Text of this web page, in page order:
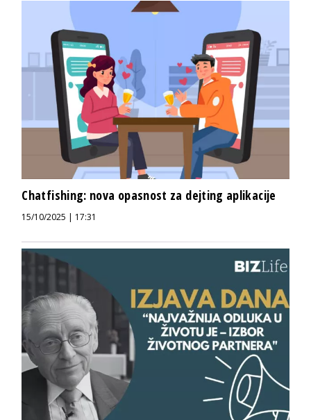
Chatfishing: nova opasnost za dejting aplikacije
15/10/2025 | 17:31